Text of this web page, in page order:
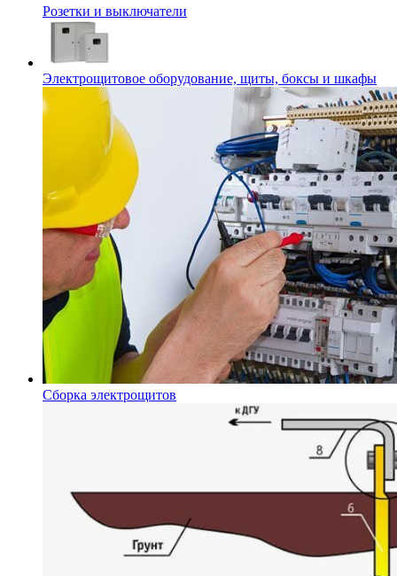
Розетки и выключатели
Электрощитовое оборудование, щиты, боксы и шкафы
Сборка электрощитов